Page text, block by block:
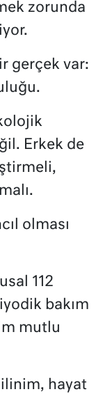
zorunda
gerçek var:
Erkek de
olması
112
bakım
mutlu
hayat